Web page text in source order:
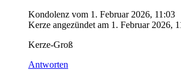
Kondolenz vom 1. Februar 2026, 11:03
Kerze angezündet am 1. Februar 2026,
Kerze-Groß
Antworten